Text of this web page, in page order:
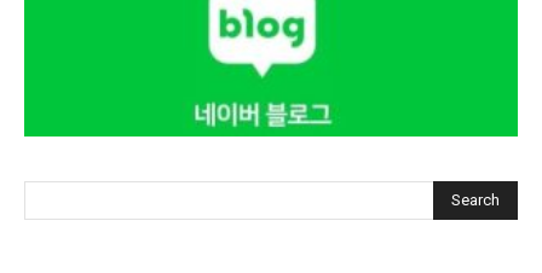
Search